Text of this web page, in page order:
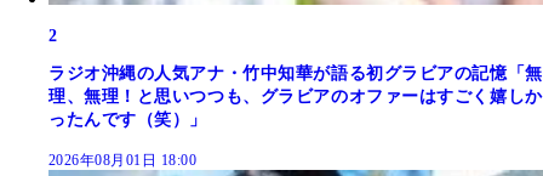
2
ラジオ沖縄の人気アナ・竹中知華が語る初グラビアの記憶「無
理、無理！と思いつつも、グラビアのオファーはすごく嬉しか
ったんです（笑）」
2026年08月01日 18:00